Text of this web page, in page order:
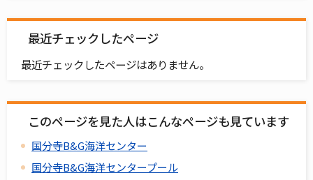
最近チェックしたページ
最近チェックしたページはありません。
このページを見た人はこんなページも見ています
国分寺B&G海洋センター
国分寺B&G海洋センタープール